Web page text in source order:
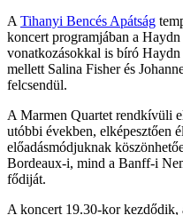
A Tihanyi Bencés Apátság
koncert programjában a
vonatkozásokkal is bíró
mellett Salina Fisher és
felcsendül.
A Marmen Quartet rendkívüli
utóbbi években, elképesztően
előadásmódjuknak
Bordeaux-i, mind a Banff-i
fődiját.
A koncert 19.30-kor kezdődik,